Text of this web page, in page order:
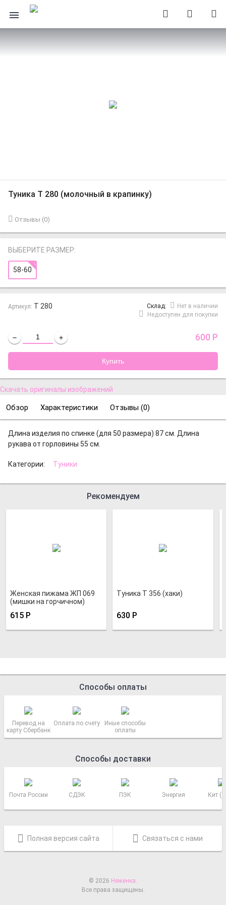
Туника Т 280 (молочный в крапинку)
Отзывы (0)
ВЫБЕРИТЕ РАЗМЕР:
58-60
Артикул: Т 280 Cклад:
Нет в наличии
Недоступен для покупки
− + 600 Р
Скачать оригиналы изображений
Обзор Характеристики Отзывы (0)
Длина изделия по спинке (для 50 размера) 87 см. Длина
рукава от горловины 55 см.
Категории: Туники
Рекомендуем
Женская пижама ЖП 069
(мишки на горчичном)
615 Р
Туника Т 356 (хаки)
630 Р
Способы оплаты
Перевод на
карту Сбербанк
Оплата по счету
Иные способы
оплаты
Способы доставки
Почта России СДЭК ПЭК Энергия Кит
Полная версия сайта Связаться с нами
© 2026 Неженка.
Все права защищены.